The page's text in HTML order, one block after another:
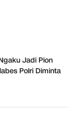
Jadi Pion
Polri Diminta